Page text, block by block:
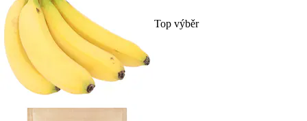
Top výběr